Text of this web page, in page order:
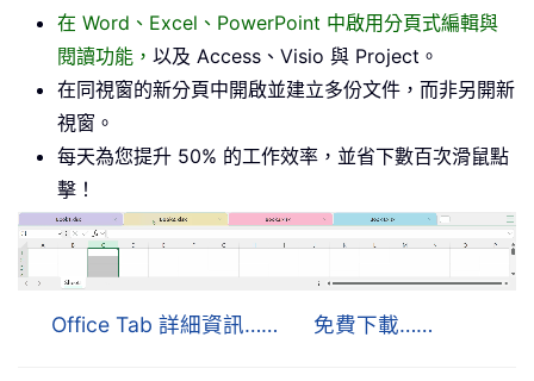
在 Word、Excel、PowerPoint 中啟用分頁式編輯與
閱讀功能， 以及 Access、Visio 與 Project。
在同視窗的新分頁中開啟並建立多份文件，而非另開新
視窗。
每天為您提升 50% 的工作效率，並省下數百次滑鼠點
擊！
Office Tab 詳細資訊…… 免費下載……